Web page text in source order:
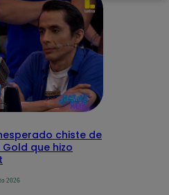
chiste de
que hizo
2026